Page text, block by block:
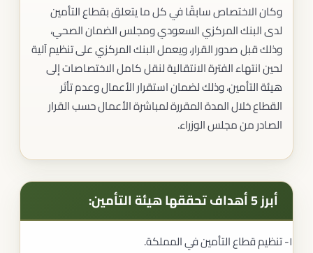
وكان الاختصاص سابقًا في كل ما يتعلق بقطاع التأمين
لدى البنك المركزي السعودي ومجلس الضمان الصحي،
وذلك قبل صدور القرار، ويعمل البنك المركزي على تنظيم آلية
لحين انتهاء الفترة الانتقالية لنقل كامل الاختصاصات إلى
هيئة التأمين، وذلك لضمان استقرار الأعمال وعدم تأثر
القطاع خلال المدة المقررة لمباشرة الأعمال حسب القرار
الصادر من مجلس الوزراء.
أبرز5أهداف تحققها هيئة التأمين:
١- تنظيم قطاع التأمين في المملكة.